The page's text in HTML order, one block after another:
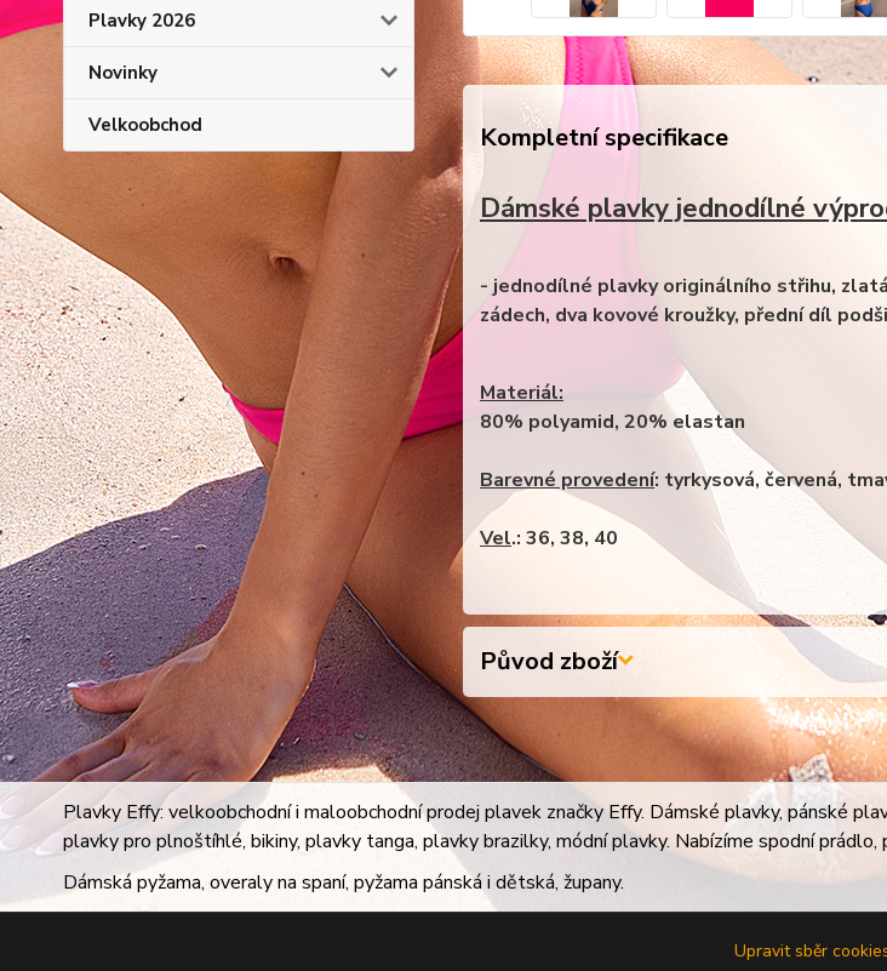
Plavky 2026
Novinky
Velkoobchod Kompletní specifikace
Dámské plavky jednodílné
- jednodílné plavky originálního střihu,
zádech, dva kovové kroužky, přední díl
Materiál:
80% polyamid, 20% elastan
Barevné provedení: tyrkysová, červená,
Vel.: 36, 38, 40
Původ zboží
Plavky Effy: velkoobchodní i maloobchodní prodej plavek značky Effy. Dámské plavky, pánské
plavky pro plnoštíhlé, bikiny, plavky tanga, plavky brazilky, módní plavky. Nabízíme spodní prádlo,
Dámská pyžama, overaly na spaní, pyžama pánská i dětská, župany.
Upravit sběr